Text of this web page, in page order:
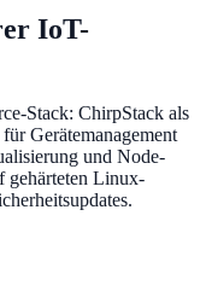
IoT-
Stack: ChirpStack als
Gerätemanagement
und Node-
gehärteten Linux-